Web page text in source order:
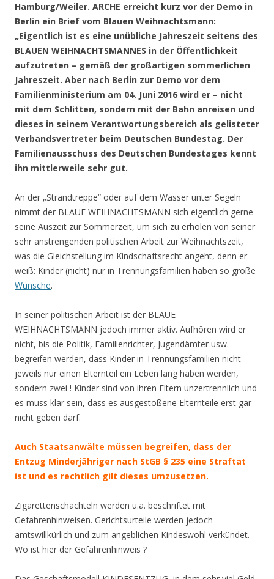
Hamburg/Weiler. ARCHE erreicht kurz vor der Demo in
Berlin ein Brief vom Blauen Weihnachtsmann:
„Eigentlich ist es eine unübliche Jahreszeit seitens des
BLAUEN WEIHNACHTSMANNES in der Öffentlichkeit
aufzutreten – gemäß der großartigen sommerlichen
Jahreszeit. Aber nach Berlin zur Demo vor dem
Familienministerium am 04. Juni 2016 wird er – nicht
mit dem Schlitten, sondern mit der Bahn anreisen und
dieses in seinem Verantwortungsbereich als gelisteter
Verbandsvertreter beim Deutschen Bundestag. Der
Familienausschuss des Deutschen Bundestages kennt
ihn mittlerweile sehr gut.
An der „Strandtreppe“ oder auf dem Wasser unter Segeln
nimmt der BLAUE WEIHNACHTSMANN sich eigentlich gerne
seine Auszeit zur Sommerzeit, um sich zu erholen von seiner
sehr anstrengenden politischen Arbeit zur Weihnachtszeit,
was die Gleichstellung im Kindschaftsrecht angeht, denn er
weiß: Kinder (nicht) nur in Trennungsfamilien haben so große
Wünsche.
In seiner politischen Arbeit ist der BLAUE
WEIHNACHTSMANN jedoch immer aktiv. Aufhören wird er
nicht, bis die Politik, Familienrichter, Jugendämter usw.
begreifen werden, dass Kinder in Trennungsfamilien nicht
jeweils nur einen Elternteil ein Leben lang haben werden,
sondern zwei ! Kinder sind von ihren Eltern unzertrennlich und
es muss klar sein, dass es ausgestoßene Elternteile erst gar
nicht geben darf.
Auch Staatsanwälte müssen begreifen, dass der
Entzug Minderjähriger nach StGB § 235 eine Straftat
ist und es rechtlich gilt dieses umzusetzen.
Zigarettenschachteln werden u.a. beschriftet mit
Gefahrenhinweisen. Gerichtsurteile werden jedoch
amtswillkürlich und zum angeblichen Kindeswohl verkündet.
Wo ist hier der Gefahrenhinweis ?